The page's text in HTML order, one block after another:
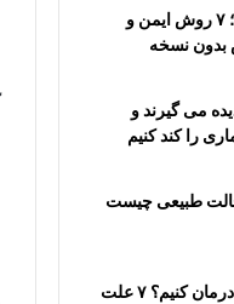
درمان خانگی عفونت واژینال شدید؛ ۷ روش ایمن و
نسخه
می گیرند و
را کند کنیم
طبیعی چیست
بوی بد دهان را چگونه برای همیشه درمان کنیم؟ ۷ علت